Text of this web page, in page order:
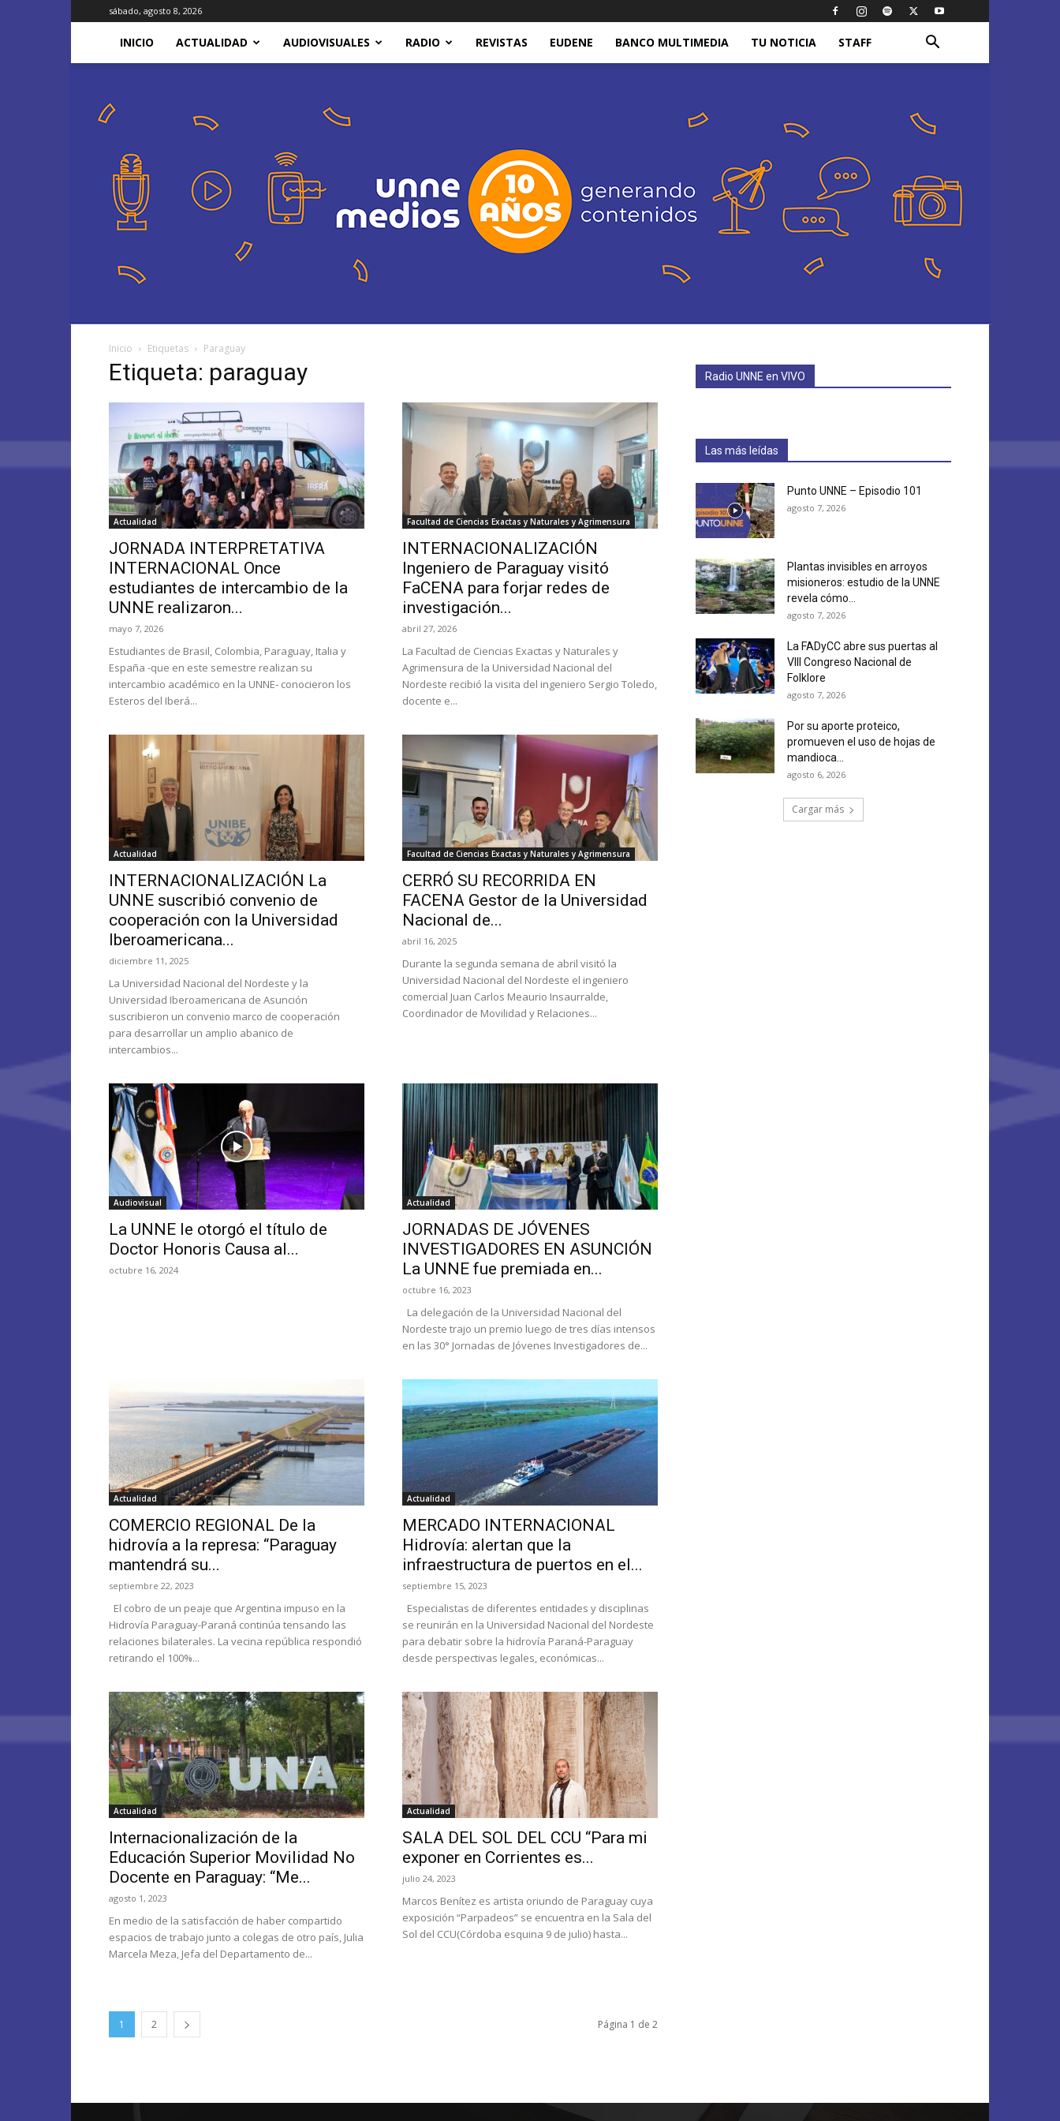
sábado, agosto 8, 2026
INICIO ACTUALIDAD AUDIOVISUALES RADIO REVISTAS EUDENE BANCO MULTIMEDIA TU NOTICIA STAFF
Unne
Inicio Etiquetas Paraguay
Etiqueta: paraguay
Actualidad
JORNADA INTERPRETATIVA
INTERNACIONAL Once
estudiantes de intercambio de la
UNNE realizaron...
mayo 7, 2026
Estudiantes de Brasil, Colombia, Paraguay, Italia y
España -que en este semestre realizan su
intercambio académico en la UNNE- conocieron los
Esteros del Iberá...
Facultad de Ciencias Exactas y Naturales y Agrimensura
INTERNACIONALIZACIÓN
Ingeniero de Paraguay visitó
FaCENA para forjar redes de
investigación...
abril 27, 2026
La Facultad de Ciencias Exactas y Naturales y
Agrimensura de la Universidad Nacional del
Nordeste recibió la visita del ingeniero Sergio Toledo,
docente e...
Actualidad
INTERNACIONALIZACIÓN La
UNNE suscribió convenio de
cooperación con la Universidad
Iberoamericana...
diciembre 11, 2025
La Universidad Nacional del Nordeste y la
Universidad Iberoamericana de Asunción
suscribieron un convenio marco de cooperación
para desarrollar un amplio abanico de
intercambios...
Facultad de Ciencias Exactas y Naturales y Agrimensura
CERRÓ SU RECORRIDA EN
FACENA Gestor de la Universidad
Nacional de...
abril 16, 2025
Durante la segunda semana de abril visitó la
Universidad Nacional del Nordeste el ingeniero
comercial Juan Carlos Meaurio Insaurralde,
Coordinador de Movilidad y Relaciones...
Audiovisual
La UNNE le otorgó el título de
Doctor Honoris Causa al...
octubre 16, 2024
Actualidad
JORNADAS DE JÓVENES
INVESTIGADORES EN ASUNCIÓN
La UNNE fue premiada en...
octubre 16, 2023
La delegación de la Universidad Nacional del
Nordeste trajo un premio luego de tres días intensos
en las 30° Jornadas de Jóvenes Investigadores de...
Actualidad
COMERCIO REGIONAL De la
hidrovía a la represa: “Paraguay
mantendrá su...
septiembre 22, 2023
El cobro de un peaje que Argentina impuso en la
Hidrovía Paraguay-Paraná continúa tensando las
relaciones bilaterales. La vecina república respondió
retirando el 100%...
Actualidad
MERCADO INTERNACIONAL
Hidrovía: alertan que la
infraestructura de puertos en el...
septiembre 15, 2023
Especialistas de diferentes entidades y disciplinas
se reunirán en la Universidad Nacional del Nordeste
para debatir sobre la hidrovía Paraná-Paraguay
desde perspectivas legales, económicas...
Actualidad
Internacionalización de la
Educación Superior Movilidad No
Docente en Paraguay: “Me...
agosto 1, 2023
En medio de la satisfacción de haber compartido
espacios de trabajo junto a colegas de otro país, Julia
Marcela Meza, Jefa del Departamento de...
Actualidad
SALA DEL SOL DEL CCU “Para mi
exponer en Corrientes es...
julio 24, 2023
Marcos Benítez es artista oriundo de Paraguay cuya
exposición “Parpadeos” se encuentra en la Sala del
Sol del CCU(Córdoba esquina 9 de julio) hasta...
1 2 Página 1 de 2
Radio UNNE en VIVO
Las más leídas
Punto UNNE – Episodio 101
agosto 7, 2026
Plantas invisibles en arroyos
misioneros: estudio de la UNNE
revela cómo...
agosto 7, 2026
La FADyCC abre sus puertas al
VIII Congreso Nacional de
Folklore
agosto 7, 2026
Por su aporte proteico,
promueven el uso de hojas de
mandioca...
agosto 6, 2026
Cargar más